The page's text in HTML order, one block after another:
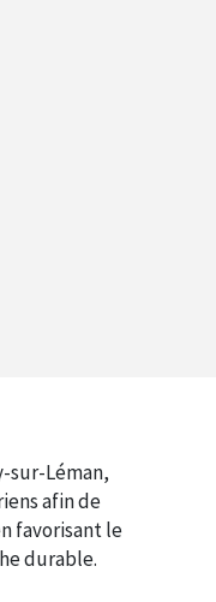
sur-Léman,
afin de
favorisant le
durable.